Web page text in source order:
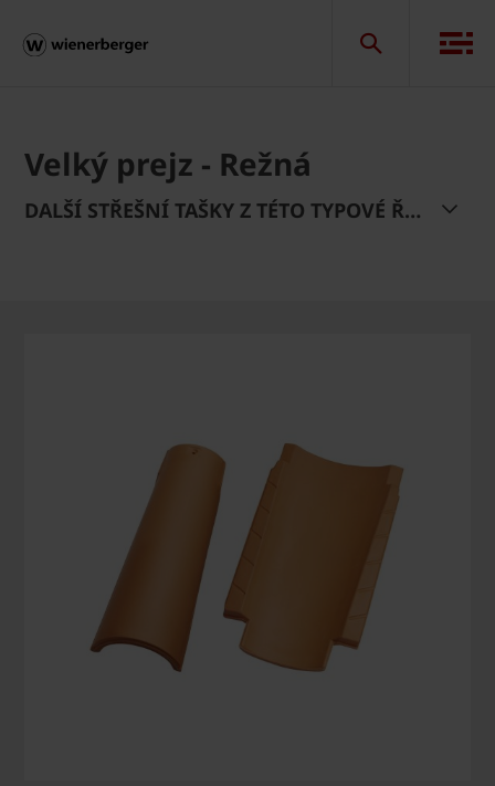
Velký prejz - Režná
DALŠÍ STŘEŠNÍ TAŠKY Z TÉTO TYPOVÉ ŘADY